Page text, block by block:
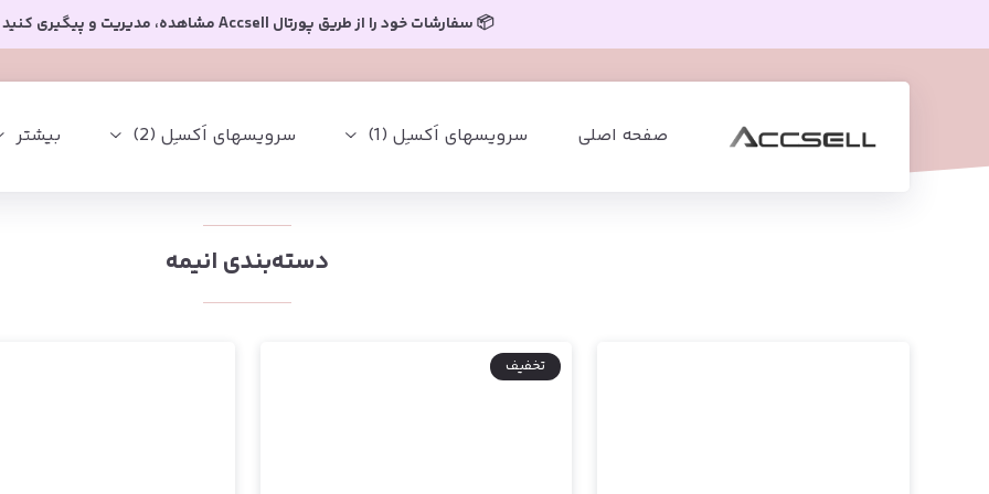
📦 سفارشات خود را از طریق پورتال Accsell مشاهده، مدیریت و پیگیری کنید
صفحه اصلی سرویسهای اَکسـِل (1) سرویسهای اَکسـِل (2) بیشتر
دسته‌بندی انیمه
تخفیف